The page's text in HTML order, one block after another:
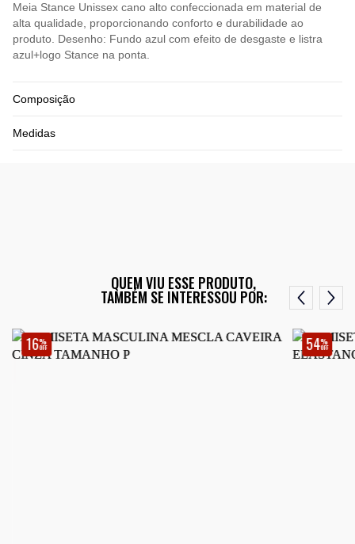
Meia Stance Unissex cano alto confeccionada em material de
alta qualidade, proporcionando conforto e durabilidade ao
produto. Desenho: Fundo azul com efeito de desgaste e listra
azul+logo Stance na ponta.
Composição
Medidas
QUEM VIU ESSE PRODUTO,
TAMBÉM SE INTERESSOU POR:
16%
OFF 54%
OFF